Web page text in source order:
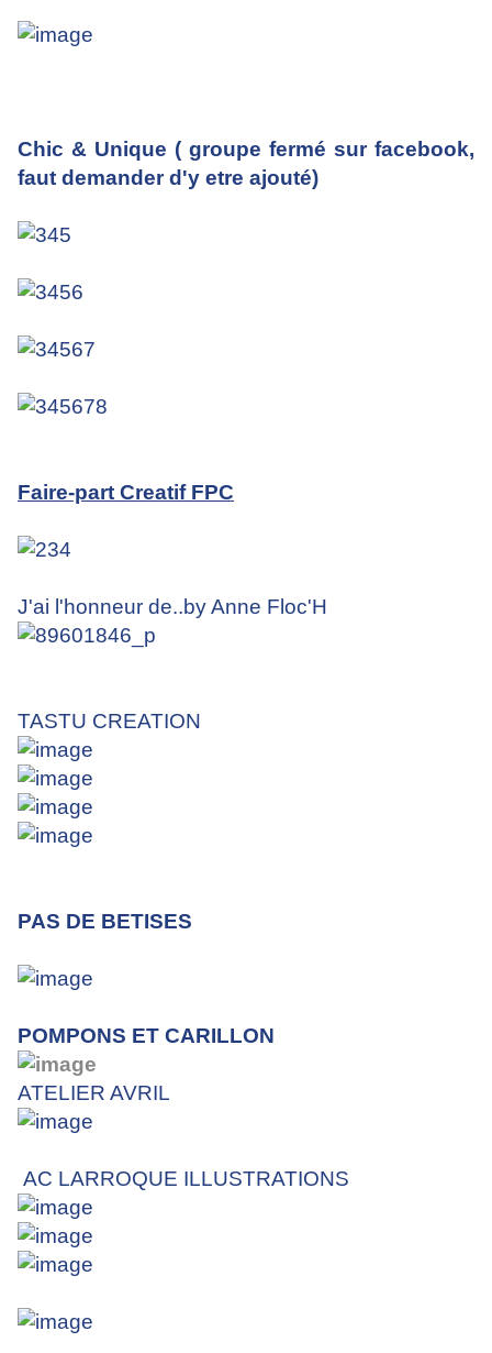
Chic & Unique ( groupe fermé sur facebook,
faut demander d'y etre ajouté)
Faire-part Creatif FPC
J'ai l'honneur de..by Anne Floc'H
TASTU CREATION
PAS DE BETISES
POMPONS ET CARILLON
ATELIER AVRIL
AC LARROQUE ILLUSTRATIONS